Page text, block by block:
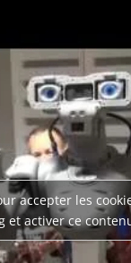
accepter les
et activer ce